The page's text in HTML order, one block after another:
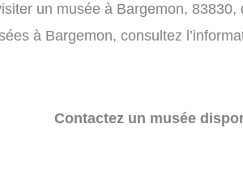
un musée à Bargemon,
à Bargemon, consultez
Contactez un musée